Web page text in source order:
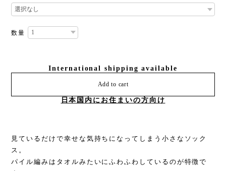
数量
International shipping available
Add to cart
日本国内にお住まいの方向け
見ているだけで幸せな気持ちになってしまう小さなソック
ス。
パイル編みはタオルみたいにふわふわしているのが特徴で